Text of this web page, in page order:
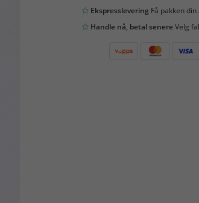
EkspressleveringFå pakken
Handle nå, betal senereVelg